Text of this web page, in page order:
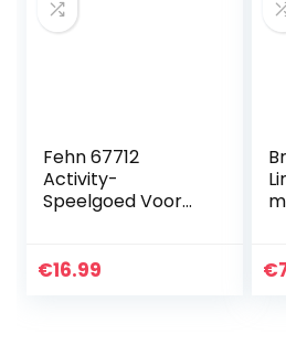
Fehn 67712
Activity-
Speelgoed Voor
Baby’S En Peuters
€16.99 €